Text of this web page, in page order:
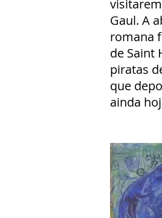
Gaul. A
romana
de Saint
piratas
que
ainda